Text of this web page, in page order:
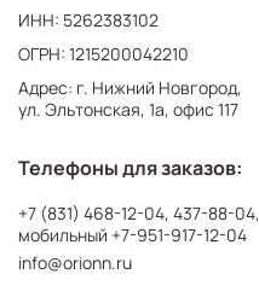
ИНН: 5262383102
ОГРН: 1215200042210
Адрес: г. Нижний Новгород,
ул. Эльтонская, 1а, офис 117
Телефоны для заказов:
+7 (831) 468-12-04, 437-88-04,
мобильный +7-951-917-12-04
info@orionn.ru